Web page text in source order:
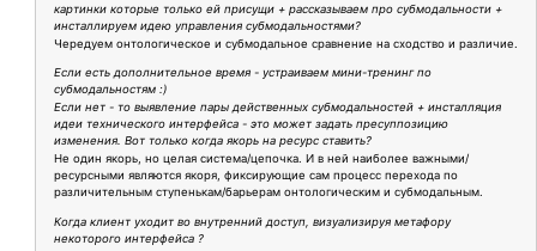
картинки которые только ей присущи + рассказываем про субмодальности +
инсталлируем идею управления субмодальностями?
Чередуем онтологическое и субмодальное сравнение на сходство и различие.
Если есть дополнительное время - устраиваем мини-тренинг по
субмодальностям :)
Если нет - то выявление пары действенных субмодальностей + инсталляция
идеи технического интерфейса - это может задать пресуппозицию
изменения. Вот только когда якорь на ресурс ставить?
Не один якорь, но целая система/цепочка. И в ней наиболее важными/
ресурсными являются якоря, фиксирующие сам процесс перехода по
различительным ступенькам/барьерам онтологическим и субмодальным.
Когда клиент уходит во внутренний доступ, визуализируя метафору
некоторого интерфейса ?